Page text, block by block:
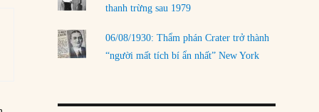
thanh trừng sau 1979
06/08/1930: Thẩm phán Crater trở thành
“người mất tích bí ẩn nhất” New York